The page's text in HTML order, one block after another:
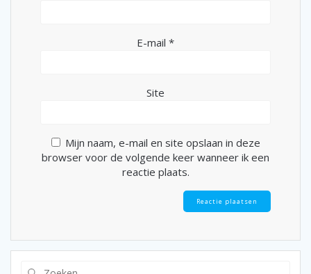
E-mail *
Site
Mijn naam, e-mail en site opslaan in deze
browser voor de volgende keer wanneer ik een
reactie plaats.